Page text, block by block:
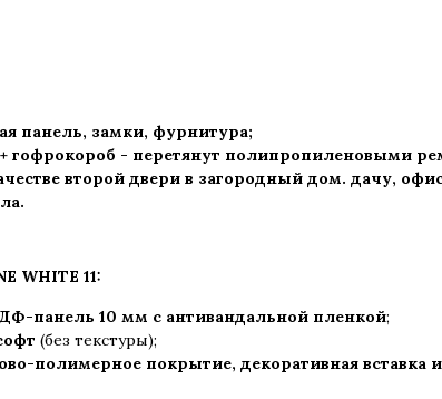
панель, замки, фурнитура;
гофрокороб - перетянут полипропиленовыми
второй двери в загородный дом. дачу,
WHITE 11:
панель 10 мм с антивандальной пленкой;
(без текстуры);
полимерное покрытие, декоративная вставка